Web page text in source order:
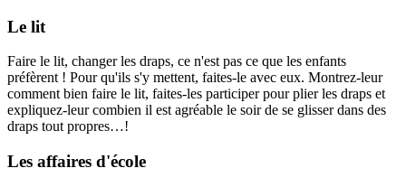
Le lit
Faire le lit, changer les draps, ce n'est pas ce que les enfants
préfèrent ! Pour qu'ils s'y mettent, faites-le avec eux. Montrez-leur
comment bien faire le lit, faites-les participer pour plier les draps et
expliquez-leur combien il est agréable le soir de se glisser dans des
draps tout propres…!
Les affaires d'école